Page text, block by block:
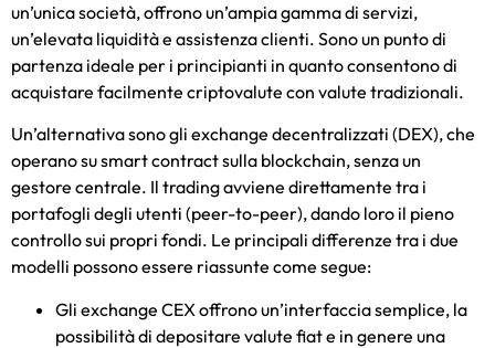
un’unica società, offrono un’ampia gamma di servizi,
un’elevata liquidità e assistenza clienti. Sono un punto di
partenza ideale per i principianti in quanto consentono di
acquistare facilmente criptovalute con valute tradizionali.
Un’alternativa sono gli exchange decentralizzati (DEX), che
operano su smart contract sulla blockchain, senza un
gestore centrale. Il trading avviene direttamente tra i
portafogli degli utenti (peer-to-peer), dando loro il pieno
controllo sui propri fondi. Le principali differenze tra i due
modelli possono essere riassunte come segue:
Gli exchange CEX offrono un’interfaccia semplice, la
possibilità di depositare valute fiat e in genere una